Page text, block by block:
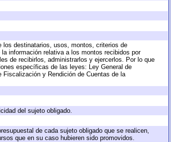
los destinatarios, usos, montos, criterios de
información relativa a los montos recibidos por
de recibirlos, administrarlos y ejercerlos. Por lo que
específicas de las leyes: Ley General de
Fiscalización y Rendición de Cuentas de la
del sujeto obligado.
de cada sujeto obligado que se realicen,
que en su caso hubieren sido promovidos.